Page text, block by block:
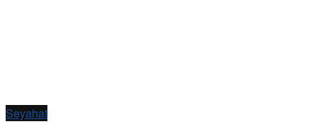
Seyahat